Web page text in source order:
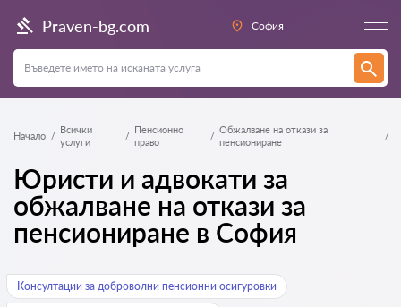
Praven-bg.com София
Начало
Всички
услуги
Пенсионно
право
Обжалване на откази за
пенсиониране
Юристи и адвокати за
обжалване на откази за
пенсиониране в София
Консултации за доброволни пенсионни осигуровки